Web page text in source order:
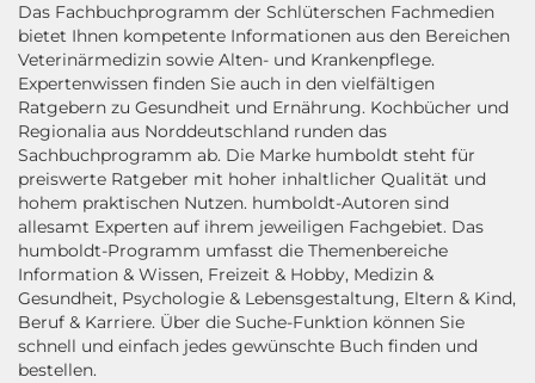
Das Fachbuchprogramm der Schlüterschen Fachmedien
bietet Ihnen kompetente Informationen aus den Bereichen
Veterinärmedizin sowie Alten- und Krankenpflege.
Expertenwissen finden Sie auch in den vielfältigen
Ratgebern zu Gesundheit und Ernährung. Kochbücher und
Regionalia aus Norddeutschland runden das
Sachbuchprogramm ab. Die Marke humboldt steht für
preiswerte Ratgeber mit hoher inhaltlicher Qualität und
hohem praktischen Nutzen. humboldt-Autoren sind
allesamt Experten auf ihrem jeweiligen Fachgebiet. Das
humboldt-Programm umfasst die Themenbereiche
Information & Wissen, Freizeit & Hobby, Medizin &
Gesundheit, Psychologie & Lebensgestaltung, Eltern & Kind,
Beruf & Karriere. Über die Suche-Funktion können Sie
schnell und einfach jedes gewünschte Buch finden und
bestellen.